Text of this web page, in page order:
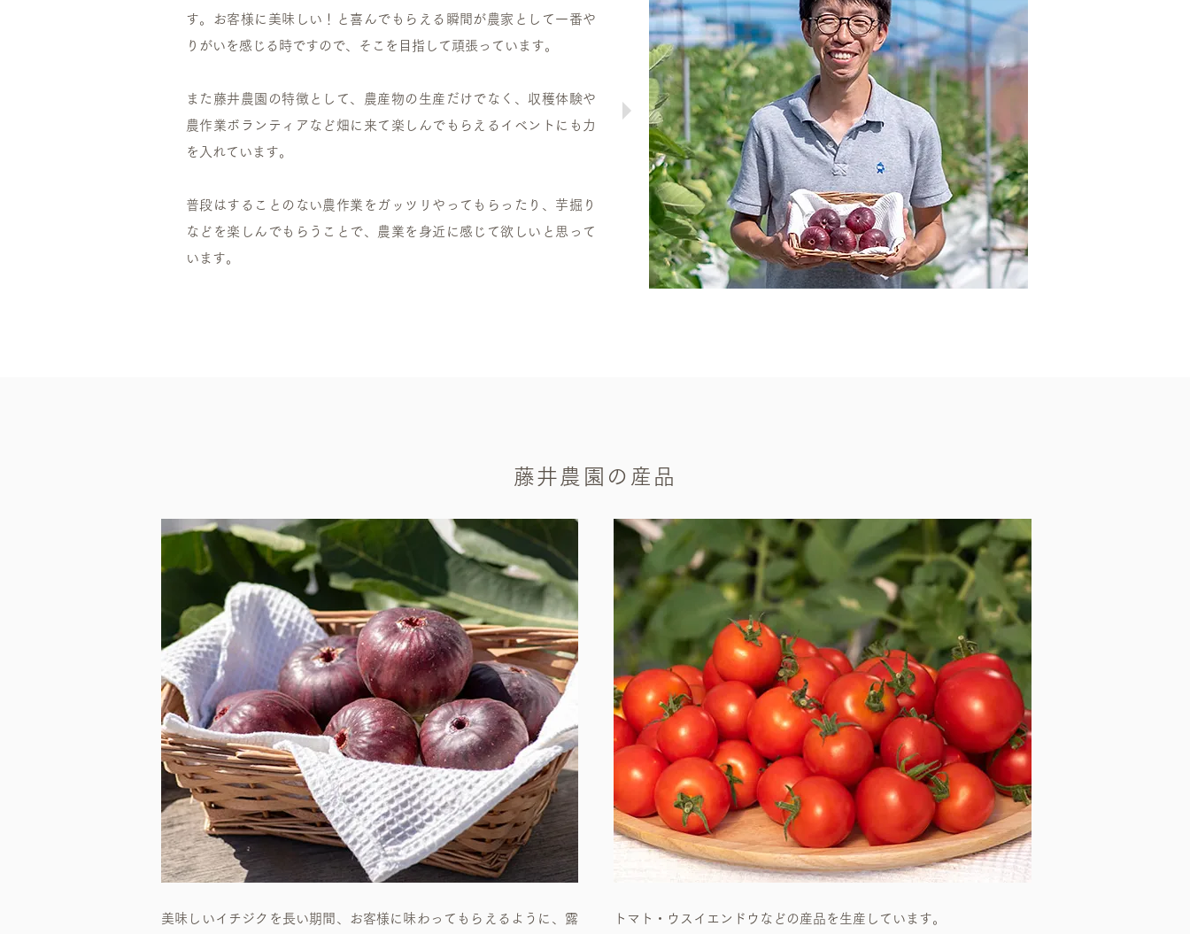
す。お客様に美味しい！と喜んでもらえる瞬間が農家として一番や
りがいを感じる時ですので、そこを目指して頑張っています。
また藤井農園の特徴として、農産物の生産だけでなく、収穫体験や
農作業ボランティアなど畑に来て楽しんでもらえるイベントにも力
を入れています。
普段はすることのない農作業をガッツリやってもらったり、芋掘り
などを楽しんでもらうことで、農業を身近に感じて欲しいと思って
います。
藤井農園の産品
美味しいイチジクを長い期間、お客様に味わってもらえるように、露 トマト・ウスイエンドウなどの産品を生産しています。